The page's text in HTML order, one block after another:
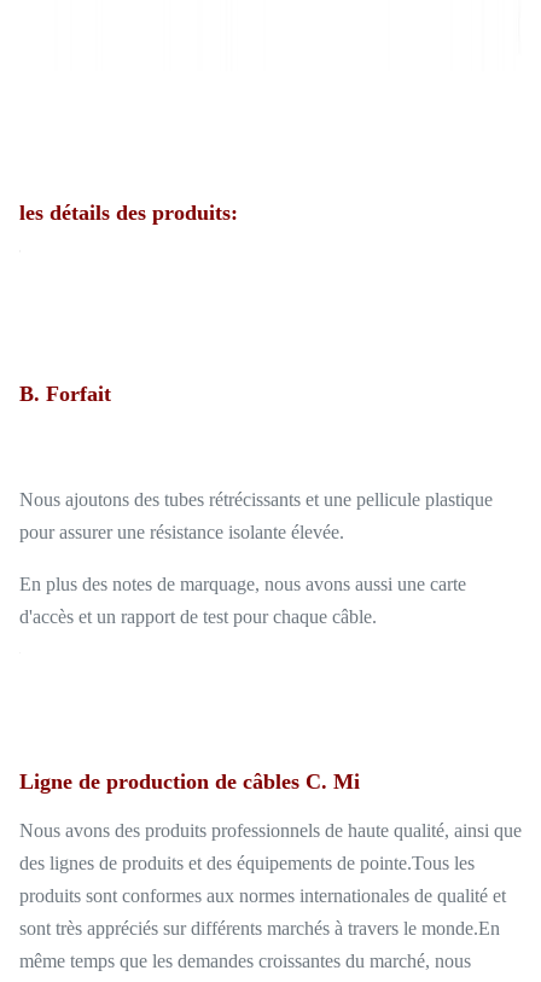
les détails des produits:
B. Forfait
Nous ajoutons des tubes rétrécissants et une pellicule plastique
pour assurer une résistance isolante élevée.
En plus des notes de marquage, nous avons aussi une carte
d'accès et un rapport de test pour chaque câble.
Ligne de production de câbles C. Mi
Nous avons des produits professionnels de haute qualité, ainsi que
des lignes de produits et des équipements de pointe.Tous les
produits sont conformes aux normes internationales de qualité et
sont très appréciés sur différents marchés à travers le monde.En
même temps que les demandes croissantes du marché, nous